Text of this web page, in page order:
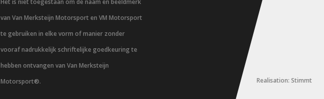
Het is niet toegestaan om de naam en beeldmerk
van Van Merksteijn Motorsport en VM Motorsport
te gebruiken in elke vorm of manier zonder
vooraf nadrukkelijk schriftelijke goedkeuring te
hebben ontvangen van Van Merksteijn
Motorsport®.
Realisation: Stimmt